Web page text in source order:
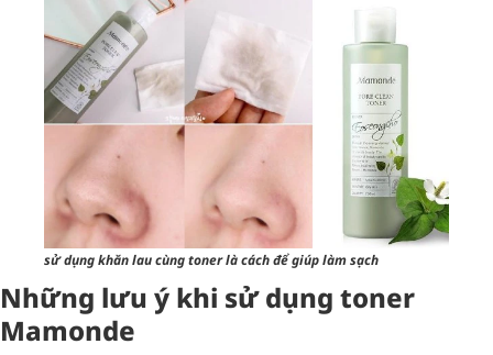
sử dụng khăn lau cùng toner là cách để giúp làm sạch
Những lưu ý khi sử dụng toner
Mamonde